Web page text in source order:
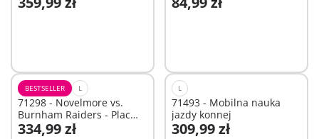
BESTSELLER L
71298 - Novelmore vs.
Burnham Raiders - Plac
tur
334,99 zł
L
71493 - Mobilna nauka
jazdy konnej
309,99 zł